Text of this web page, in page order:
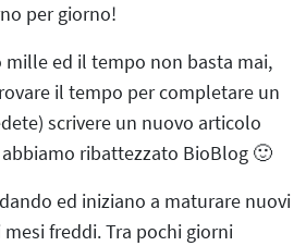
per giorno!
mille ed il tempo non basta mai,
il tempo per completare un
scrivere un nuovo articolo
ribattezzato BioBlog 🙂
ed iniziano a maturare nuovi
freddi. Tra pochi giorni